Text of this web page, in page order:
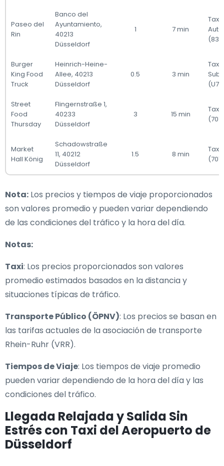
Paseo del
Rin
Banco del
Ayuntamiento,
40213
Düsseldorf
1 7 min
Taxi
Burger
King Food
Truck
Heinrich-Heine-
Allee, 40213
Düsseldorf
0.5 3 min
Taxi
Street
Food
Thursday
Flingernstraße 1,
40233
Düsseldorf
3 15 min
Taxi
Market
Hall König
Schadowstraße
11, 40212
Düsseldorf
1.5 8 min
Taxi
(701)
Nota: Los precios y tiempos de viaje proporcionados
son valores promedio y pueden variar dependiendo
de las condiciones del tráfico y la hora del día.
Notas:
Taxi: Los precios proporcionados son valores
promedio estimados basados en la distancia y
situaciones típicas de tráfico.
Transporte Público (ÖPNV): Los precios se basan en
las tarifas actuales de la asociación de transporte
Rhein-Ruhr (VRR).
Tiempos de Viaje: Los tiempos de viaje promedio
pueden variar dependiendo de la hora del día y las
condiciones del tráfico.
Llegada Relajada y Salida Sin
Estrés con Taxi del Aeropuerto de
Düsseldorf